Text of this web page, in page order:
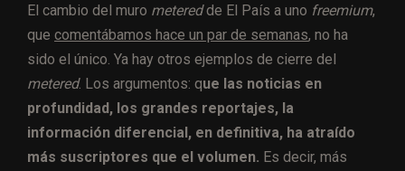
El cambio del muro meteredde El País a uno freemium,
que comentábamos hace un par de semanas, no ha
sido el único. Ya hay otros ejemplos de cierre del
metered. Los argumentos: que las noticias en
profundidad, los grandes reportajes, la
información diferencial, en definitiva, ha atraído
más suscriptores que el volumen. Es decir, más